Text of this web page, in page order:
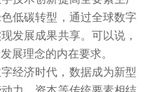
低碳转型，通过全球数字
发展成果共享。可以说，
展理念的内在要求。
经济时代，数据成为新型